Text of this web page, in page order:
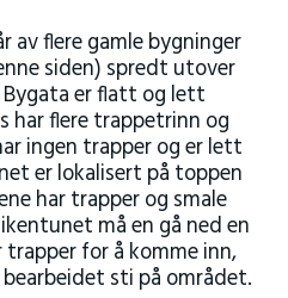
av flere gamle bygninger
siden) spredt utover
er flatt og lett
har flere trappetrinn og
ingen trapper og er lett
er lokalisert på toppen
har trapper og smale
må en gå ned en
for å komme inn,
sti på området.